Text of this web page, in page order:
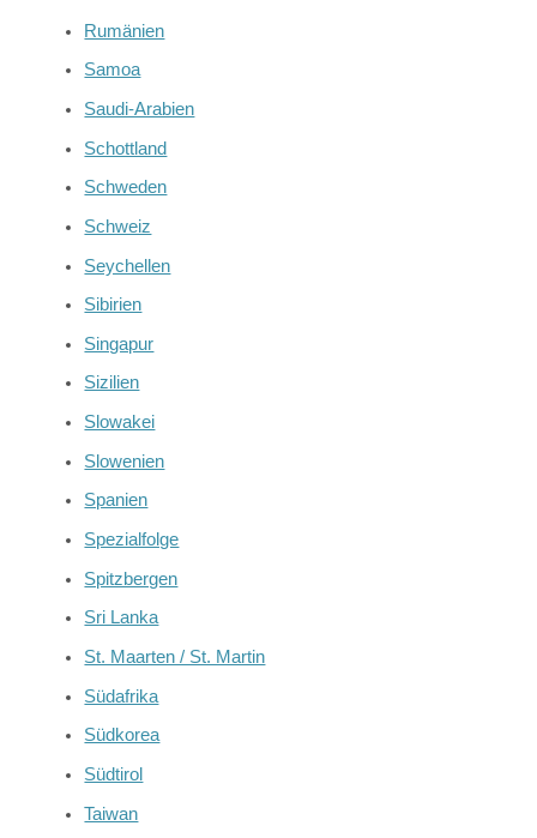
Rumänien
Samoa
Saudi-Arabien
Schottland
Schweden
Schweiz
Seychellen
Sibirien
Singapur
Sizilien
Slowakei
Slowenien
Spanien
Spezialfolge
Spitzbergen
Sri Lanka
St. Maarten / St. Martin
Südafrika
Südkorea
Südtirol
Taiwan